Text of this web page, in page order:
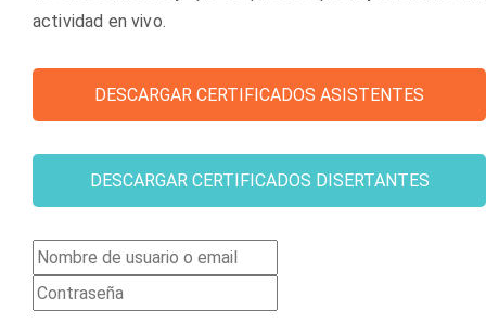
actividad en vivo.
DESCARGAR CERTIFICADOS ASISTENTES
DESCARGAR CERTIFICADOS DISERTANTES